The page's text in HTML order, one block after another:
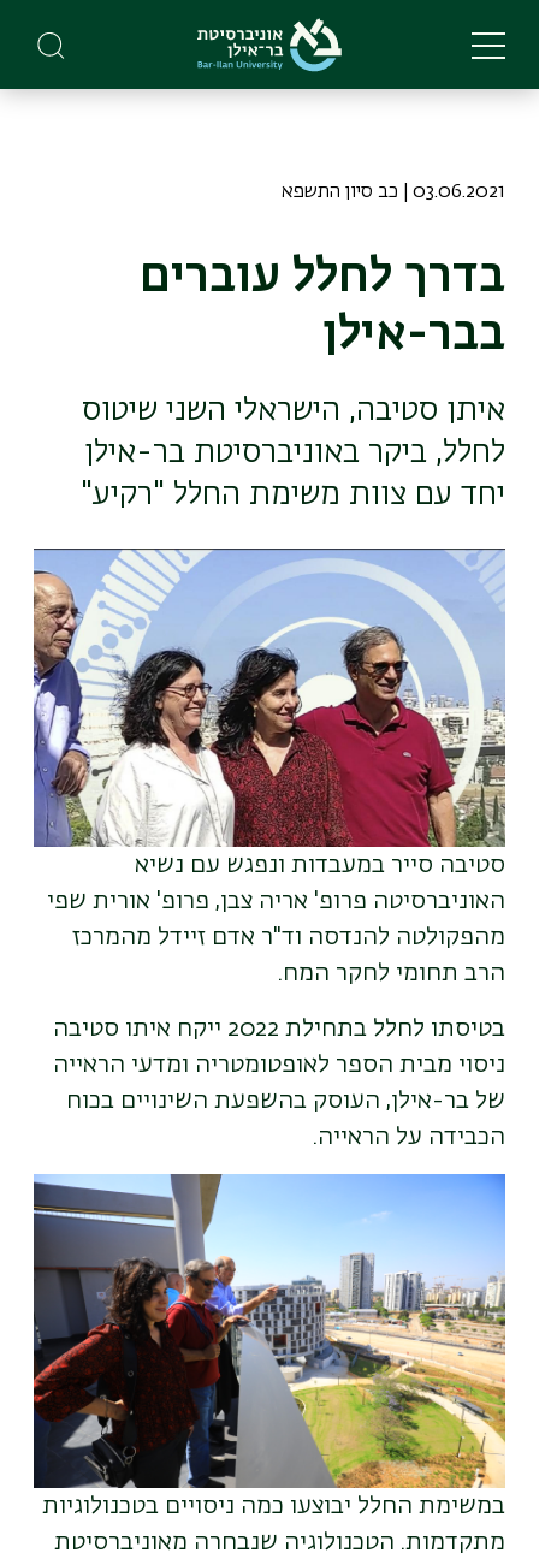
main
03.06.2021 | כב סיון התשפא
בדרך לחלל עוברים
בבר-אילן
איתן סטיבה, הישראלי השני שיטוס
לחלל, ביקר באוניברסיטת בר-אילן
יחד עם צוות משימת החלל "רקיע"
תמונה
סטיבה סייר במעבדות ונפגש עם נשיא
האוניברסיטה פרופ' אריה צבן, פרופ' אורית שפי
מהפקולטה להנדסה וד"ר אדם זיידל מהמרכז
הרב תחומי לחקר המח.
בטיסתו לחלל בתחילת 2022 ייקח איתו סטיבה
ניסוי מבית הספר לאופטומטריה ומדעי הראייה
של בר-אילן, העוסק בהשפעת השינויים בכוח
הכבידה על הראייה.
במשימת החלל יבוצעו כמה ניסויים בטכנולוגיות
מתקדמות. הטכנולוגיה שנבחרה מאוניברסיטת